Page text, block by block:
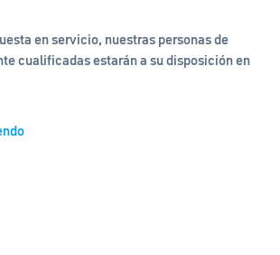
en servicio, nuestras personas de
cualificadas estarán a su disposición en